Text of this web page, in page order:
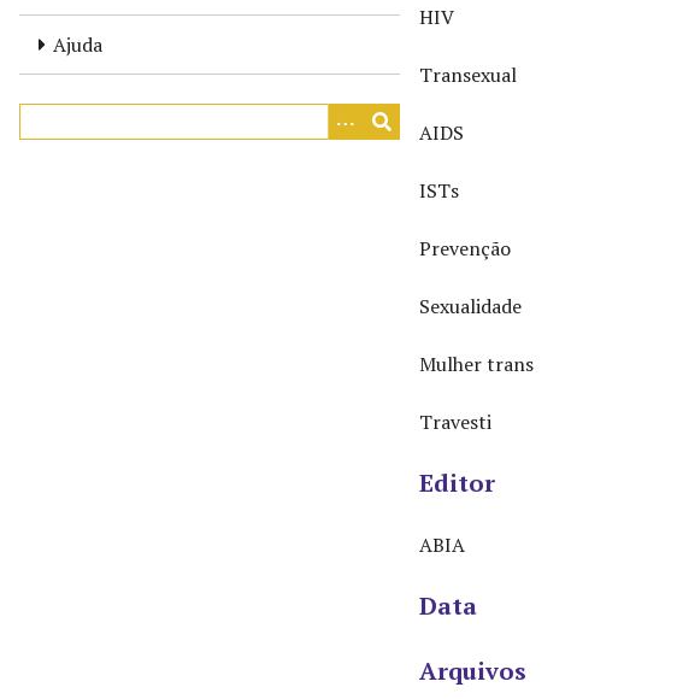
Ajuda
HIV
Transexual
AIDS
ISTs
Prevenção
Sexualidade
Mulher trans
Travesti
Editor
ABIA
Data
Arquivos